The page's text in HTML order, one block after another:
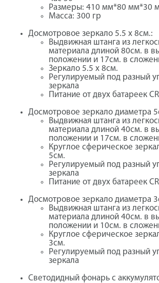
Размеры: 410 мм*80 мм*30
Масса: 300 гр
Досмотровое зеркало 5.5 х 8см.:
Выдвижная штанга из
материала длиной 80см. в
положении и 17см. в
Зеркало 5.5 х 8см.
Регулируемый под разный
зеркала
Питание от двух батареек
Досмотровое зеркало диаметра
Выдвижная штанга из
материала длиной 40см. в
положении и 17см. в
Круглое сферическое
5см.
Регулируемый под разный
зеркала
Питание от двух батареек
Досмотровое зеркало диаметра
Выдвижная штанга из
материала длиной 40см. в
положении и 10см. в
Круглое сферическое
3см.
Регулируемый под разный
зеркала
Светодидный фонарь с